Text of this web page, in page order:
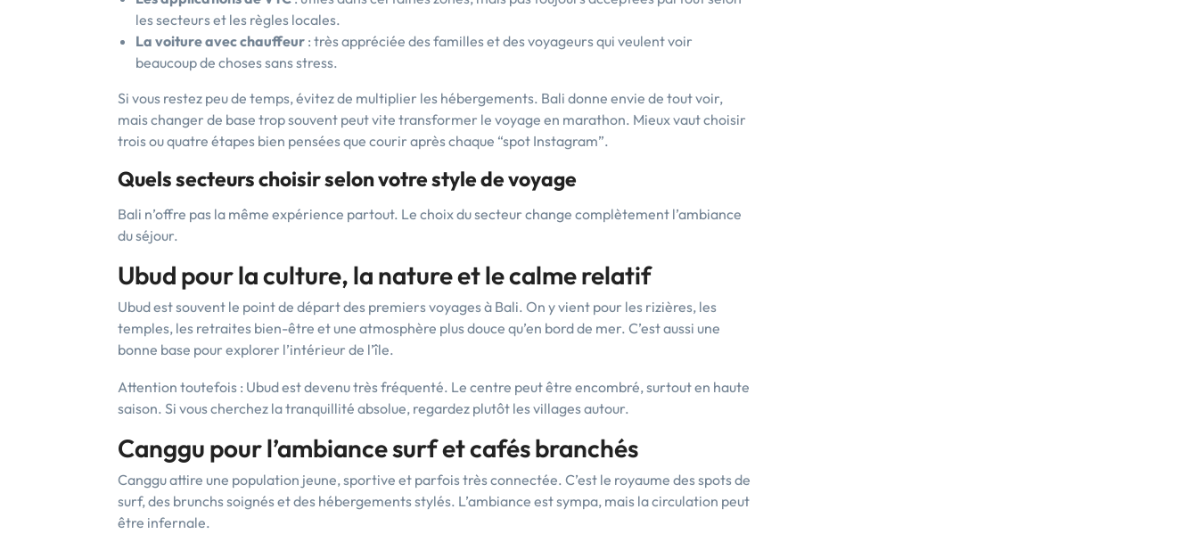
les secteurs et les règles locales.
La voiture avec chauffeur : très appréciée des familles et des voyageurs qui veulent voir
beaucoup de choses sans stress.
Si vous restez peu de temps, évitez de multiplier les hébergements. Bali donne envie de tout voir,
mais changer de base trop souvent peut vite transformer le voyage en marathon. Mieux vaut choisir
trois ou quatre étapes bien pensées que courir après chaque “spot Instagram”.
Quels secteurs choisir selon votre style de voyage
Bali n’offre pas la même expérience partout. Le choix du secteur change complètement l’ambiance
du séjour.
Ubud pour la culture, la nature et le calme relatif
Ubud est souvent le point de départ des premiers voyages à Bali. On y vient pour les rizières, les
temples, les retraites bien-être et une atmosphère plus douce qu’en bord de mer. C’est aussi une
bonne base pour explorer l’intérieur de l’île.
Attention toutefois : Ubud est devenu très fréquenté. Le centre peut être encombré, surtout en haute
saison. Si vous cherchez la tranquillité absolue, regardez plutôt les villages autour.
Canggu pour l’ambiance surf et cafés branchés
Canggu attire une population jeune, sportive et parfois très connectée. C’est le royaume des spots de
surf, des brunchs soignés et des hébergements stylés. L’ambiance est sympa, mais la circulation peut
être infernale.